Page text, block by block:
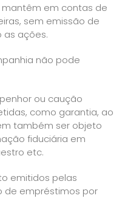
em contas de
sem emissão de
as ações.
não pode
ou caução
como garantia, ao
também ser objeto
fiduciária em
etc.
emitidos pelas
de empréstimos por